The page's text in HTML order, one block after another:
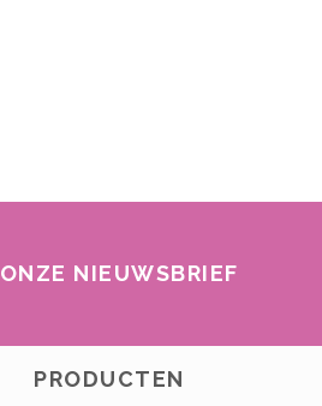
NIEUWSBRIEF
PRODUCTEN